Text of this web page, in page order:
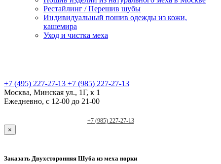
Рестайлинг / Перешив шубы
Индивидуальный пошив одежды из кожи,
кашемира
Уход и чистка меха
+7 (495) 227-27-13 +7 (985) 227-27-13
Москва, Минская ул., 1Г, к 1
Ежедневно, с 12-00 до 21-00
+7 (985) 227-27-13
×
Заказать Двухсторонняя Шуба из меха норки